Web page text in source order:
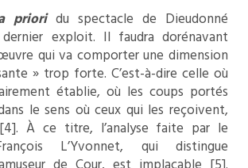
prioridu spectacle de Dieudonné
exploit. Il faudra dorénavant
qui va comporter une dimension
» trop forte. C’est-à-dire celle où
établie, où les coups portés
le sens où ceux qui les reçoivent,
À ce titre, l’analyse faite par le
L’Yvonnet, qui distingue